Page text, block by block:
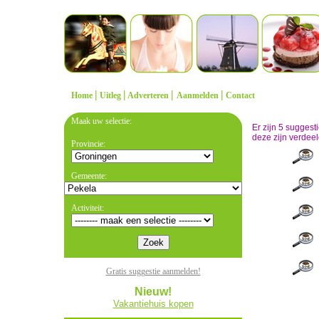
Home | Uitleg | Adverteren | Aanmelden | Contact
Maak uw selectie:
Provincie:
Gemeente:
Activiteit:
Gratis suggestie aanmelden!
Nieuw!
Vakantiehuis kopen
Er zijn 5
deze zijn